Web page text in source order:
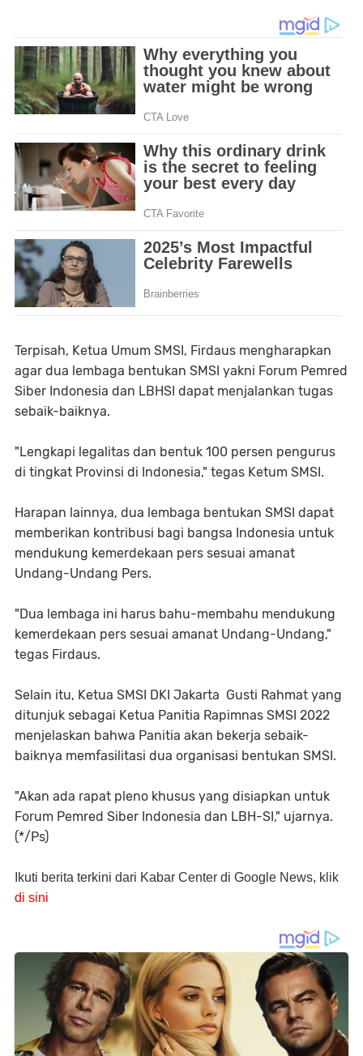
Terpisah, Ketua Umum SMSI, Firdaus mengharapkan
agar dua lembaga bentukan SMSI yakni Forum Pemred
Siber Indonesia dan LBHSI dapat menjalankan tugas
sebaik-baiknya.
"Lengkapi legalitas dan bentuk 100 persen pengurus
di tingkat Provinsi di Indonesia," tegas Ketum SMSI.
Harapan lainnya, dua lembaga bentukan SMSI dapat
memberikan kontribusi bagi bangsa Indonesia untuk
mendukung kemerdekaan pers sesuai amanat
Undang-Undang Pers.
"Dua lembaga ini harus bahu-membahu mendukung
kemerdekaan pers sesuai amanat Undang-Undang,"
tegas Firdaus.
Selain itu, Ketua SMSI DKI Jakarta Gusti Rahmat yang
ditunjuk sebagai Ketua Panitia Rapimnas SMSI 2022
menjelaskan bahwa Panitia akan bekerja sebaik-
baiknya memfasilitasi dua organisasi bentukan SMSI.
"Akan ada rapat pleno khusus yang disiapkan untuk
Forum Pemred Siber Indonesia dan LBH-SI," ujarnya.
(*/Ps)
Ikuti berita terkini dari Kabar Center di Google News, klik
di sini